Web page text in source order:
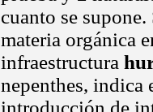
cuanto se
materia orgánica
infraestructura
nepenthes, indica
introducción de